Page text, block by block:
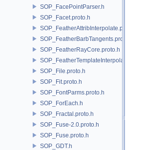
SOP_FacePointParser.h
SOP_Facet.proto.h
SOP_FeatherAttribInterpolate.proto.h
SOP_FeatherBarbTangents.proto.h
SOP_FeatherRayCore.proto.h
SOP_FeatherTemplateInterpolate.proto.h
SOP_File.proto.h
SOP_Fit.proto.h
SOP_FontParms.proto.h
SOP_ForEach.h
SOP_Fractal.proto.h
SOP_Fuse-2.0.proto.h
SOP_Fuse.proto.h
SOP_GDT.h